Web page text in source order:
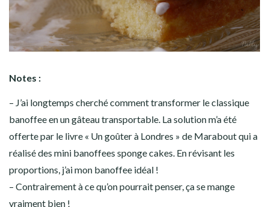
Notes :
– J’ai longtemps cherché comment transformer le classique
banoffee en un gâteau transportable. La solution m’a été
offerte par le livre « Un goûter à Londres » de Marabout qui a
réalisé des mini banoffees sponge cakes. En révisant les
proportions, j’ai mon banoffee idéal !
– Contrairement à ce qu’on pourrait penser, ça se mange
vraiment bien !